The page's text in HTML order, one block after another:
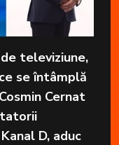
televiziune,
se întâmplă
Cernat
D, aduc